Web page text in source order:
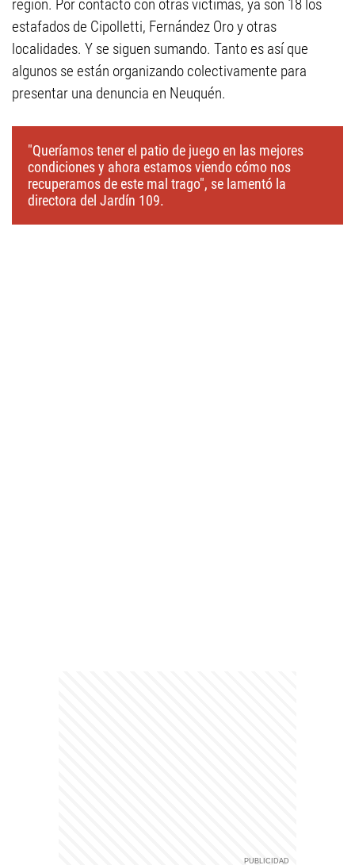
región. Por contacto con otras víctimas, ya son 18 los
estafados de Cipolletti, Fernández Oro y otras
localidades. Y se siguen sumando. Tanto es así que
algunos se están organizando colectivamente para
presentar una denuncia en Neuquén.
"Queríamos tener el patio de juego en las mejores
condiciones y ahora estamos viendo cómo nos
recuperamos de este mal trago", se lamentó la
directora del Jardín 109.